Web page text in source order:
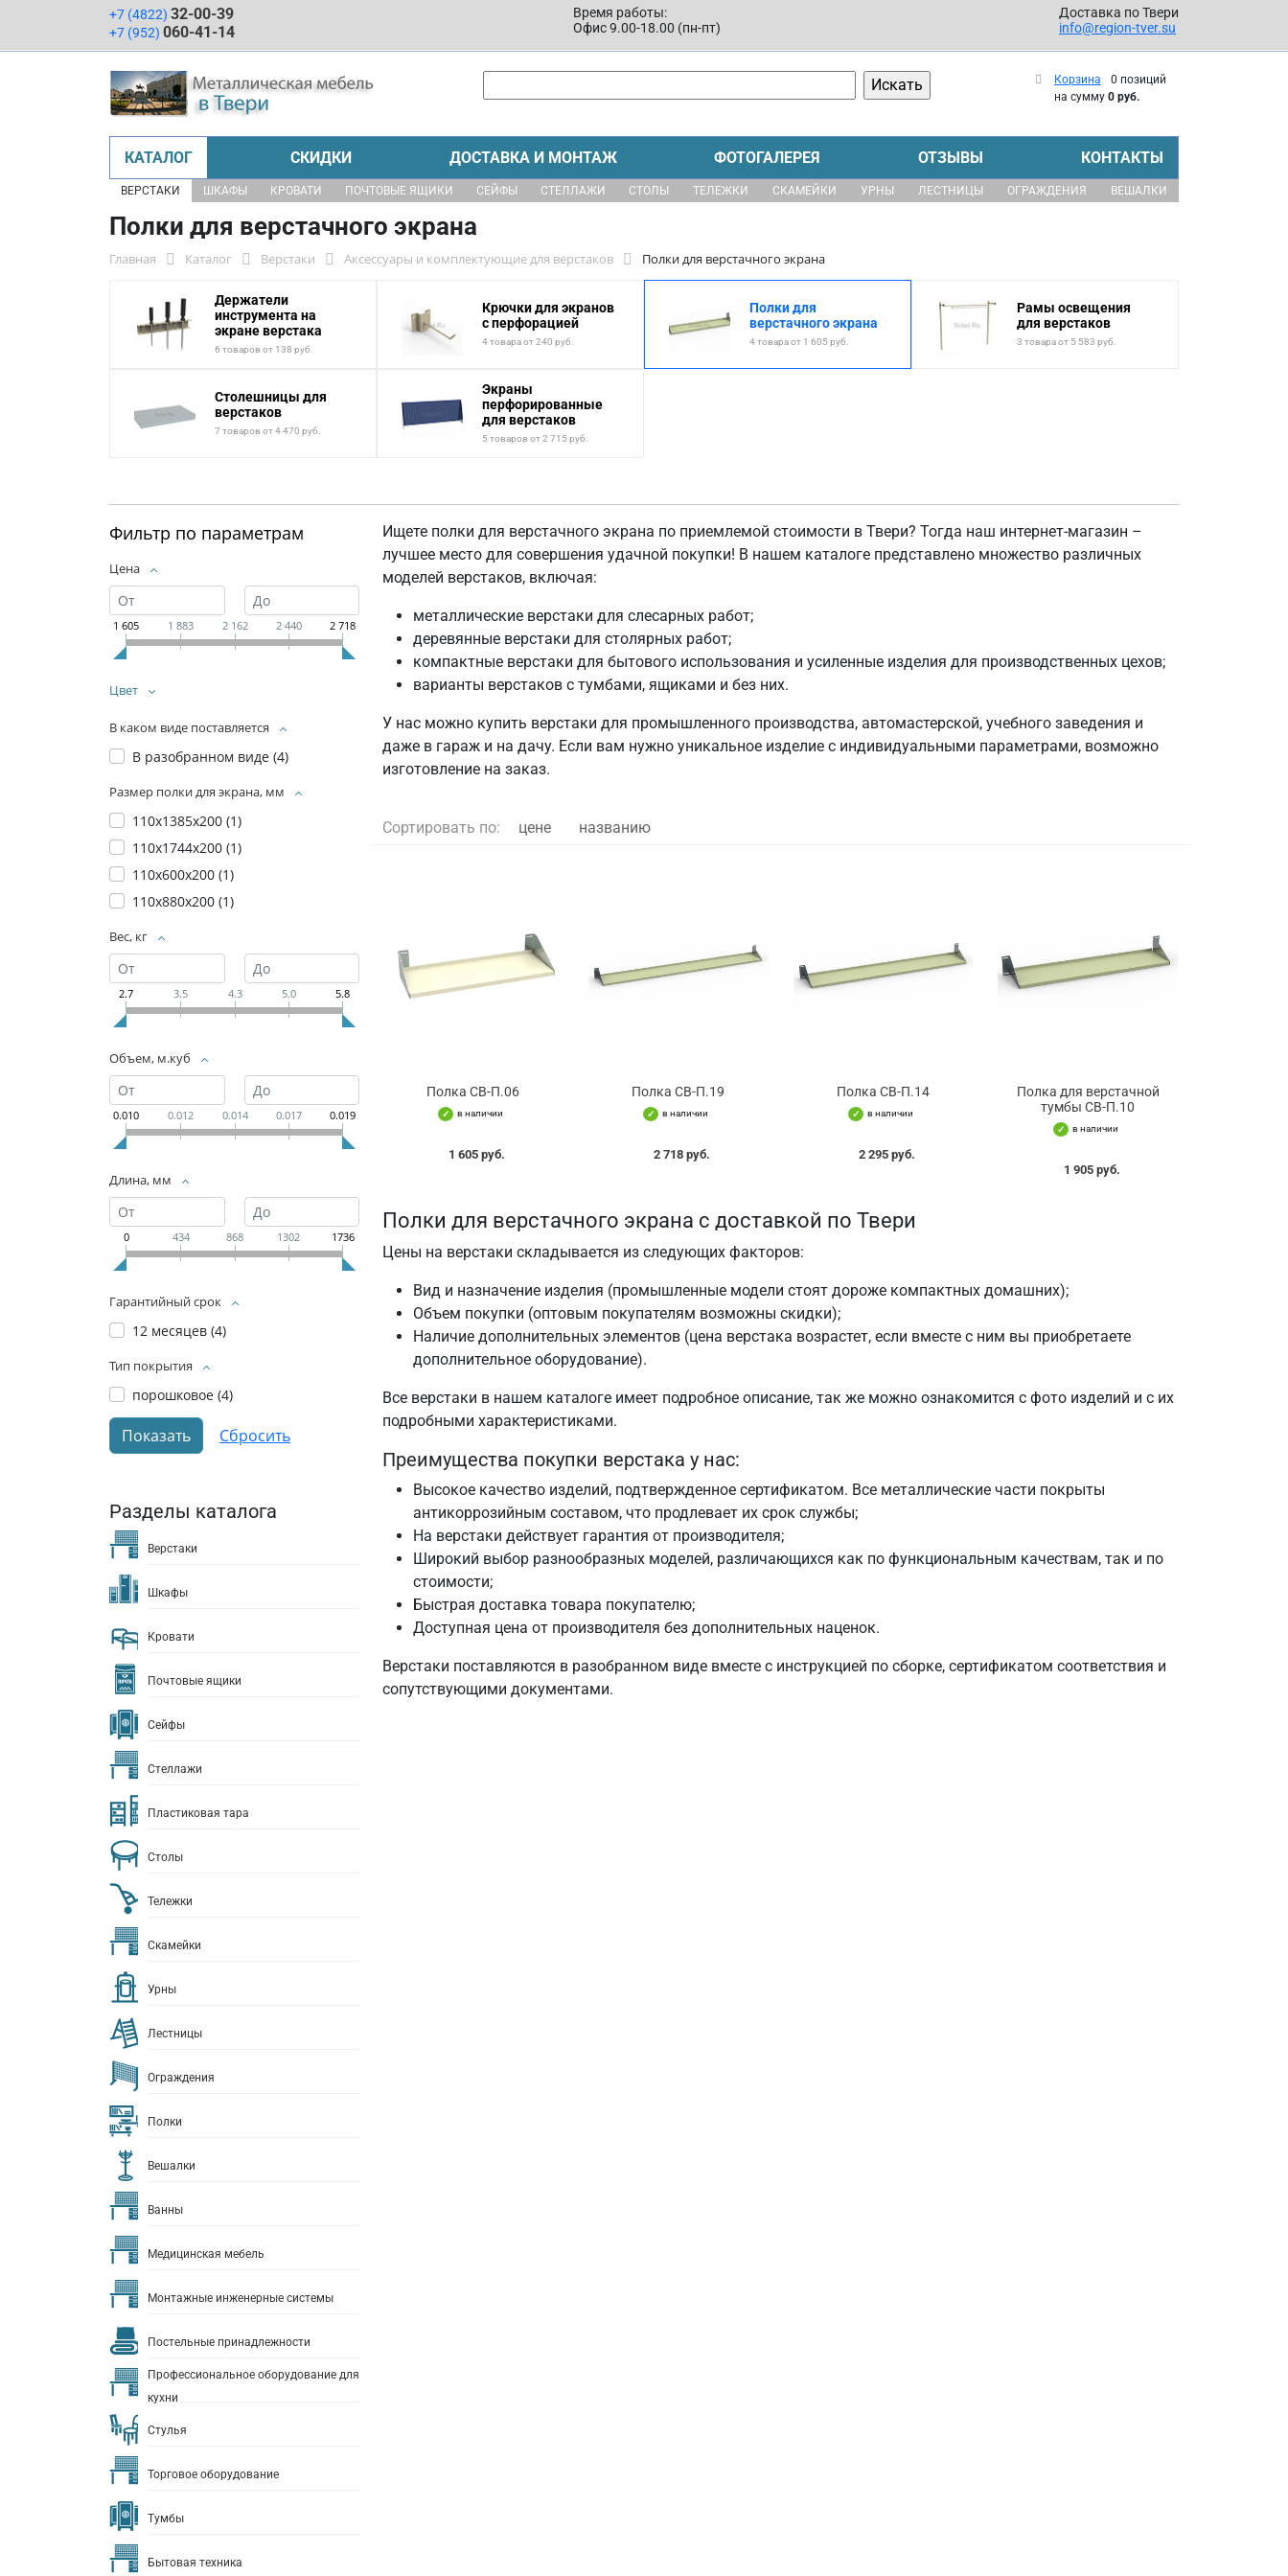
+7 (4822) 32-00-39
+7 (952) 060-41-14
Время работы:
Офис 9.00-18.00 (пн-пт)
Доставка по Твери
info@region-tver.su
Корзина
0 позиций
на сумму 0 руб.
КАТАЛОГ СКИДКИ ДОСТАВКА И МОНТАЖ ФОТОГАЛЕРЕЯ ОТЗЫВЫ КОНТАКТЫ
ВЕРСТАКИ ШКАФЫ КРОВАТИ ПОЧТОВЫЕ ЯЩИКИ СЕЙФЫ СТЕЛЛАЖИ СТОЛЫ ТЕЛЕЖКИ СКАМЕЙКИ УРНЫ ЛЕСТНИЦЫ ОГРАЖДЕНИЯ ВЕШАЛКИ
Полки для верстачного экрана
Главная Каталог Верстаки Аксессуары и комплектующие для верстаков Полки для верстачного экрана
Держатели
инструмента на
экране верстака
6 товаров от 138 руб.
Крючки для экранов
с перфорацией
4 товара от 240 руб.
Полки для
верстачного экрана
4 товара от 1 605 руб.
Рамы освещения
для верстаков
3 товара от 5 583 руб.
Столешницы для
верстаков
7 товаров от 4 470 руб.
Экраны
перфорированные
для верстаков
5 товаров от 2 715 руб.
Фильтр по параметрам
Цена
1 605 1 883 2 162 2 440 2 718
Цвет
В каком виде поставляется
В разобранном виде (4)
Размер полки для экрана, мм
110х1385х200 (1)
110х1744х200 (1)
110х600х200 (1)
110х880х200 (1)
Вес, кг
2.7 3.5 4.3 5.0 5.8
Объем, м.куб
0.010 0.012 0.014 0.017 0.019
Длина, мм
0 434 868 1302 1736
Гарантийный срок
12 месяцев (4)
Тип покрытия
порошковое (4)
Разделы каталога
Верстаки
Шкафы
Кровати
Почтовые ящики
Сейфы
Стеллажи
Пластиковая тара
Столы
Тележки
Скамейки
Урны
Лестницы
Ограждения
Полки
Вешалки
Ванны
Медицинская мебель
Монтажные инженерные системы
Постельные принадлежности
Профессиональное оборудование для
кухни
Стулья
Торговое оборудование
Тумбы
Бытовая техника
Ищете полки для верстачного экрана по приемлемой стоимости в Твери? Тогда наш интернет-магазин –
лучшее место для совершения удачной покупки! В нашем каталоге представлено множество различных
моделей верстаков, включая:
металлические верстаки для слесарных работ;
деревянные верстаки для столярных работ;
компактные верстаки для бытового использования и усиленные изделия для производственных цехов;
варианты верстаков с тумбами, ящиками и без них.
У нас можно купить верстаки для промышленного производства, автомастерской, учебного заведения и
даже в гараж и на дачу. Если вам нужно уникальное изделие с индивидуальными параметрами, возможно
изготовление на заказ.
Сортировать по: цене названию
Полка СВ-П.06
в наличии
1 605 руб.
Полка СВ-П.19
в наличии
2 718 руб.
Полка СВ-П.14
в наличии
2 295 руб.
Полка для верстачной
тумбы СВ-П.10
в наличии
1 905 руб.
Полки для верстачного экрана с доставкой по Твери
Цены на верстаки складывается из следующих факторов:
Вид и назначение изделия (промышленные модели стоят дороже компактных домашних);
Объем покупки (оптовым покупателям возможны скидки);
Наличие дополнительных элементов (цена верстака возрастет, если вместе с ним вы приобретаете
дополнительное оборудование).
Все верстаки в нашем каталоге имеет подробное описание, так же можно ознакомится с фото изделий и с их
подробными характеристиками.
Преимущества покупки верстака у нас:
Высокое качество изделий, подтвержденное сертификатом. Все металлические части покрыты
антикоррозийным составом, что продлевает их срок службы;
На верстаки действует гарантия от производителя;
Широкий выбор разнообразных моделей, различающихся как по функциональным качествам, так и по
стоимости;
Быстрая доставка товара покупателю;
Доступная цена от производителя без дополнительных наценок.
Верстаки поставляются в разобранном виде вместе с инструкцией по сборке, сертификатом соответствия и
сопутствующими документами.